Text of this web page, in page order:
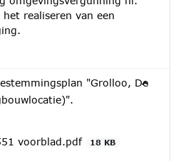
realiseren van een
"Grolloo, De
voorblad.pdf
18 KB